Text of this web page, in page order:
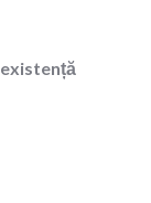
existență